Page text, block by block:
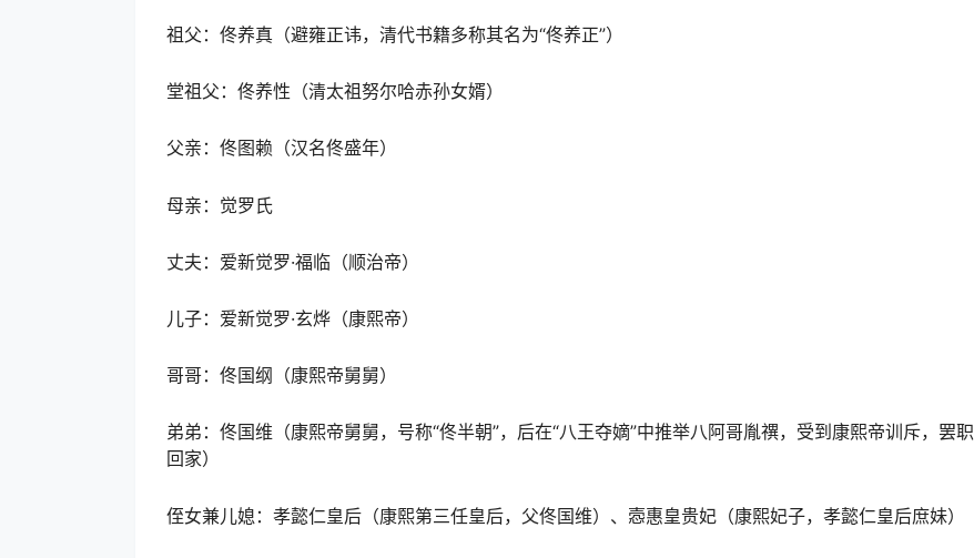
祖父：佟养真（避雍正讳，清代书籍多称其名为“佟养正”）
堂祖父：佟养性（清太祖努尔哈赤孙女婿）
父亲：佟图赖（汉名佟盛年）
母亲：觉罗氏
丈夫：爱新觉罗·福临（顺治帝）
儿子：爱新觉罗·玄烨（康熙帝）
哥哥：佟国纲（康熙帝舅舅）
弟弟：佟国维（康熙帝舅舅，号称“佟半朝”，后在“八王夺嫡”中推举八阿哥胤禩，受到康熙帝训斥，罢职
回家）
侄女兼儿媳：孝懿仁皇后（康熙第三任皇后，父佟国维）、悫惠皇贵妃（康熙妃子，孝懿仁皇后庶妹）